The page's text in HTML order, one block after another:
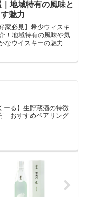
｜地域特有の風味と
魅力
家必見】希少ウィスキ
！地域特有の風味や気
なウイスキーの魅力を
る】生貯蔵酒の特徴
｜おすすめペアリング